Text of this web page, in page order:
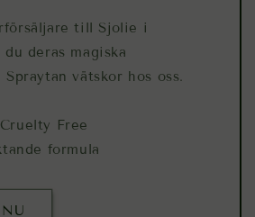
till Sjolie i
deras magiska
vätskor hos oss.
Free
formula